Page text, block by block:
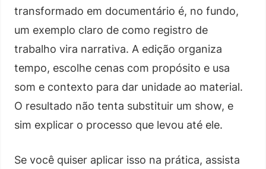
transformado em documentário é, no fundo,
um exemplo claro de como registro de
trabalho vira narrativa. A edição organiza
tempo, escolhe cenas com propósito e usa
som e contexto para dar unidade ao material.
O resultado não tenta substituir um show, e
sim explicar o processo que levou até ele.
Se você quiser aplicar isso na prática, assista